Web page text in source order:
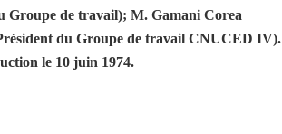
Groupe de travail); M. Gamani Corea
du Groupe de travail CNUCED IV).
le 10 juin 1974.